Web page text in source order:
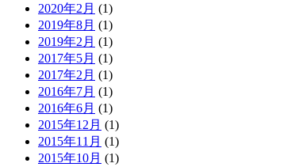
2020年2月 (1)
2019年8月 (1)
2019年2月 (1)
2017年5月 (1)
2017年2月 (1)
2016年7月 (1)
2016年6月 (1)
2015年12月 (1)
2015年11月 (1)
2015年10月 (1)